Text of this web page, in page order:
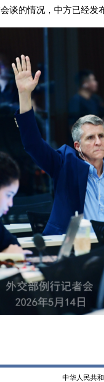
谈的情况，中方已经
中华人民共